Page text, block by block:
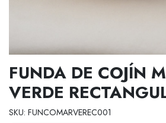
FUNDA DE COJÍN
VERDE
SKU: FUNCOMARVEREC001